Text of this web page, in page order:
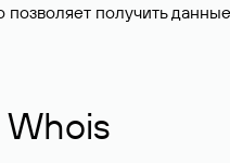
получить